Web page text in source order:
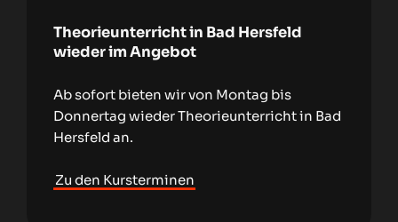
Theorieunterricht in Bad Hersfeld
wieder im Angebot
Ab sofort bieten wir von Montag bis
Donnertag wieder Theorieunterricht in Bad
Hersfeld an.
Zu den Kursterminen